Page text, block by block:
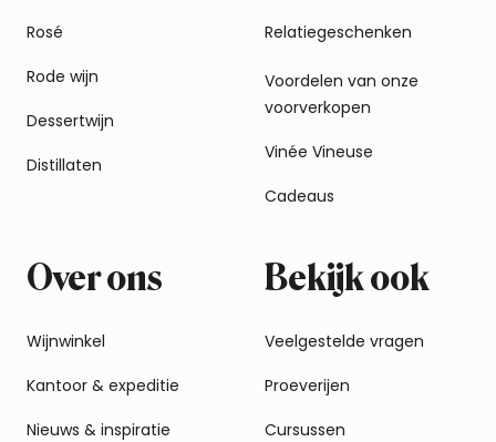
Rosé
Rode wijn
Dessertwijn
Distillaten
Relatiegeschenken
Voordelen van onze
voorverkopen
Vinée Vineuse
Cadeaus
Over ons
Wijnwinkel
Kantoor & expeditie
Nieuws & inspiratie
Bekijk ook
Veelgestelde vragen
Proeverijen
Cursussen